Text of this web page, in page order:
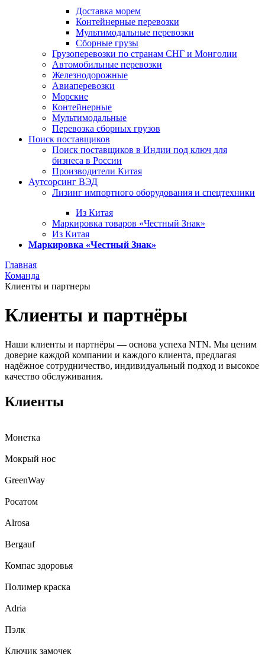
Доставка морем
Контейнерные перевозки
Мультимодальные перевозки
Сборные грузы
Грузоперевозки по странам СНГ и Монголии
Автомобильные перевозки
Железнодорожные
Авиаперевозки
Морские
Контейнерные
Мультимодальные
Перевозка сборных грузов
Поиск поставщиков
Поиск поставщиков в Индии под ключ для
бизнеса в России
Производители Китая
Аутсорсинг ВЭД
Лизинг импортного оборудования и спецтехники
Из Китая
Маркировка товаров «Честный Знак»
Из Китая
Маркировка «Честный Знак»
Главная
Команда
Клиенты и партнеры
Клиенты и партнёры
Наши клиенты и партнёры — основа успеха NTN. Мы ценим
доверие каждой компании и каждого клиента, предлагая
надёжное сотрудничество, индивидуальный подход и высокое
качество обслуживания.
Клиенты
Монетка
Мокрый нос
GreenWay
Росатом
Alrosa
Bergauf
Компас здоровья
Полимер краска
Adria
Пэлк
Ключик замочек